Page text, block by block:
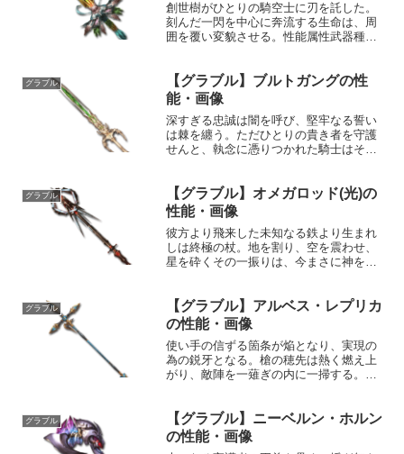
創世樹がひとりの騎空士に刃を託した。
刻んだ一閃を中心に奔流する生命は、周
囲を覆い変貌させる。性能属性武器種解
敵に土属性5.5倍ダメージ〔減衰値
1,685,000ダメージ〕...
グラブル
【グラブル】ブルトガングの性
能・画像
深すぎる忠誠は闇を呼び、堅牢なる誓い
は棘を纏う。ただひとりの貴き者を守護
せんと、執念に憑りつかれた騎士はその
MAXLv2803370150奥義無明剣敵に闇属
性5.0倍ダメー...
グラブル
【グラブル】オメガロッド(光)の
性能・画像
彼方より飛来した未知なる鉄より生まれ
しは終極の杖。地を割り、空を震わせ、
星を砕くその一振りは、今まさに神をも
光属性6.5倍ダメージ〔減衰値1,685,00...
グラブル
【グラブル】アルベス・レプリカ
の性能・画像
使い手の信ずる箇条が焔となり、実現の
為の鋭牙となる。槍の穂先は熱く燃え上
がり、敵陣を一薙ぎの内に一掃する。性
ヴ敵に火属性4.0倍ダメージ〔減衰値
1,68...
グラブル
【グラブル】ニーベルン・ホルン
の性能・画像